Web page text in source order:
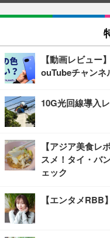
【動画レビュー
ouTubeチャンネ
10G光回線導入
【アジア美食レ
スメ！タイ・バ
ェック
【エンタメ